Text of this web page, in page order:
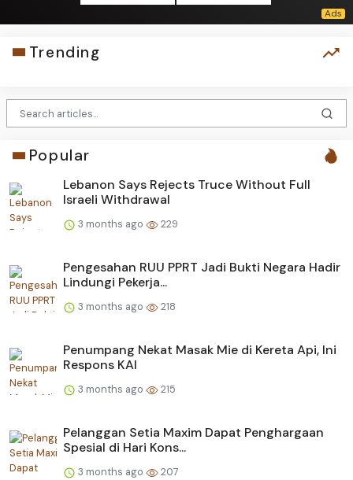
Trending
Popular
Lebanon Says Rejects Truce Without Full
Israeli Withdrawal
3 months ago 229
Pengesahan RUU PPRT Jadi Bukti Negara Hadir
Lindungi Pekerja...
3 months ago 218
Penumpang Nekat Masak Mie di Kereta Api, Ini
Respons KAI
3 months ago 215
Pelanggan Setia Maxim Dapat Penghargaan
Spesial di Hari Kons...
3 months ago 207